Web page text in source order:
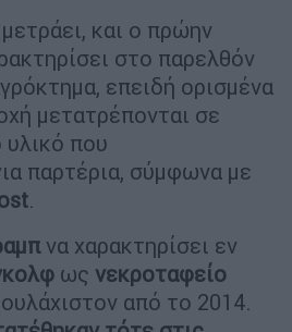
και ο πρώην
στο παρελθόν
επειδή ορισμένα
μετατρέπονται σε
που
παρτέρια, σύμφωνα με
.
να χαρακτηρίσει εν
ως νεκροταφείο
από το 2014.